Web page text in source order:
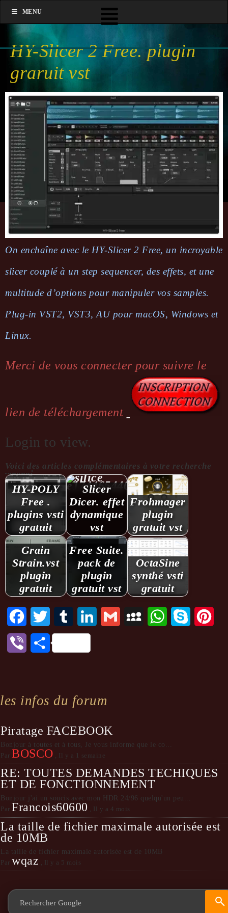
HY-Slicer 2 Free. plugin
graruit vst
On enchaîne avec le HY-Slicer 2 Free, un incroyable
slicer couplé à un step sequen­cer, des effets, et une
multi­tude d’op­tions pour mani­pu­ler vos samples.
Plug-in VST2, VST3, AU pour macOS, Windows et
Linux.
Merci de vous connecter pour suivre le
lien de téléchargement
Login to view.
Voici des articles complémentaires à votre recherche
...........:
HY-POLY
Free .
plugins vsti
gratuit
Slicer
Dicer. effet
dynamique
vst
Froh­ma­ger
plugin
gratuit vst
Grain
Strain.vst
plugin
gratuit
Free Suite.
pack de
plugin
gratuit vst
OctaSine
synthé vsti
gratuit
FacebookTwitter Tumblr LinkedInGmail MySpaceWhatsAppSkype
Viber Partager
les infos du forum
Piratage FACEBOOK
Bonjour à toutes et à tous, Je vous informe que le co...
Par BOSCO , Il y a 1 semaine
RE: TOUTES DEMANDES TECHIQUES
ET DE FONCTIONNEMENT
Bonjour j'ai un soucis avec mon HDR 24/96 quelqu'un peu...
Par Francois60600 , Il y a 4 mois
La taille de fichier maximale autorisée est
de 10MB
La taille de fichier maximale autorisée est de 10MB
Par wqaz , Il y a 5 mois
MENU